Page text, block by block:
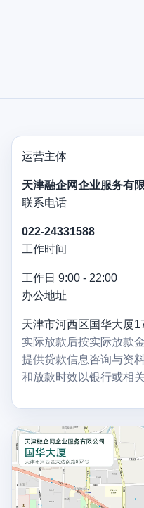
运营主体
天津融企网企业服务有
联系电话
022-24331588
工作时间
工作日 9:00 - 22:00
办公地址
天津市河西区国华大厦
实际放款后按实际放款
提供贷款信息咨询与资
和放款时效以银行或相